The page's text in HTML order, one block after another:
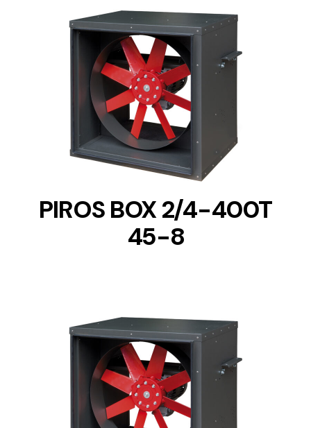
DETAILS
PIROS BOX 2/4-400T
45-8
DETAILS